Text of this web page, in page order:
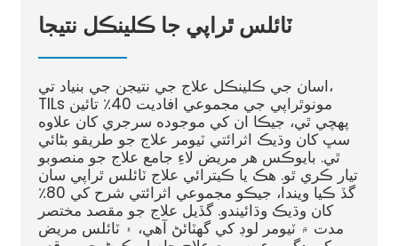
ٽائلس ٿراپي جا ڪلينڪل نتيجا
اسان جي ڪلينڪل علاج جي نتيجن جي بنياد تي،
TILs مونوٿراپي جي مجموعي افاديت 40٪ تائين
پهچي ٿي، جيڪا ان کي موجوده سرجري کان علاوه
سڀ کان وڌيڪ اثرائتي ٽيومر علاج جو طريقو بڻائي
ٿي. بايوڪس هر مريض لاءِ جامع علاج جو منصوبو
تيار ڪري ٿو. هڪ يا ڪيترائي علاج ٽائلس ٿراپي سان
گڏ ڪيا ويندا، جيڪو مجموعي اثرائتي شرح کي 80٪
کان وڌيڪ وڌائيندو. گڏيل علاج جو مقصد مختصر
مدت ۾ ٽيومر لوڊ کي گهٽائڻ آهي، ۽ ٽائلس مريض